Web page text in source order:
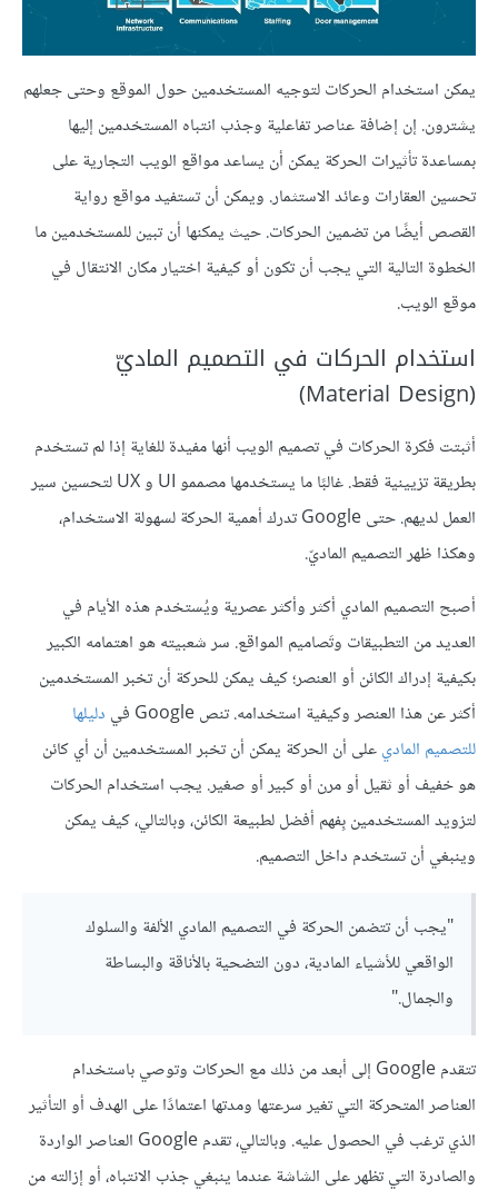
يمكن استخدام الحركات لتوجيه المستخدمين حول الموقع وحتى جعلهم
يشترون. إن إضافة عناصر تفاعلية وجذب انتباه المستخدمين إليها
بمساعدة تأثيرات الحركة يمكن أن يساعد مواقع الويب التجارية على
تحسين العقارات وعائد الاستثمار. ويمكن أن تستفيد مواقع رواية
القصص أيضًا من تضمين الحركات. حيث يمكنها أن تبين للمستخدمين ما
الخطوة التالية التي يجب أن تكون أو كيفية اختيار مكان الانتقال في
موقع الويب.
استخدام الحركات في التصميم الماديّ
(Material Design)
أثبتت فكرة الحركات في تصميم الويب أنها مفيدة للغاية إذا لم تستخدم
بطريقة تزيينية فقط. غالبًا ما يستخدمها مصممو UI و UX لتحسين سير
العمل لديهم. حتى Google تدرك أهمية الحركة لسهولة الاستخدام،
وهكذا ظهر التصميم الماديّ.
أصبح التصميم المادي أكثر وأكثر عصرية ويُستخدم هذه الأيام في
العديد من التطبيقات وتَصاميم المواقع. سر شعبيته هو اهتمامه الكبير
بكيفية إدراك الكائن أو العنصر؛ كيف يمكن للحركة أن تخبر المستخدمين
أكثر عن هذا العنصر وكيفية استخدامه. تنص Google في
دليلها
للتصميم الماديعلى أن الحركة يمكن أن تخبر المستخدمين أن أي كائن
هو خفيف أو ثقيل أو مرن أو كبير أو صغير. يجب استخدام الحركات
لتزويد المستخدمين بِفهم أفضل لطبيعة الكائن، وبالتالي، كيف يمكن
وينبغي أن تستخدم داخل التصميم.
"يجب أن تتضمن الحركة في التصميم المادي الألفة والسلوك
الواقعي للأشياء المادية، دون التضحية بالأناقة والبساطة
والجمال."
تتقدم Google إلى أبعد من ذلك مع الحركات وتوصي باستخدام
العناصر المتحركة التي تغير سرعتها ومدتها اعتمادًا على الهدف أو التأثير
الذي ترغب في الحصول عليه. وبالتالي، تقدم Google العناصر الواردة
والصادرة التي تظهر على الشاشة عندما ينبغي جذب الانتباه، أو إزالته من